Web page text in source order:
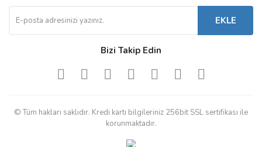
EKLE
Bizi Takip Edin
© Tüm hakları saklıdır. Kredi kartı bilgileriniz 256bit SSL sertifikası ile
korunmaktadır.